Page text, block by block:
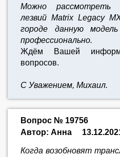
Можно рассмотреть
лезвий Matrix Legacy
городе данную
профессионально.
Ждём Вашей
вопросов.
С Уважением, Михаил.
Вопрос № 19756
Автор: Анна
Когда возобновят